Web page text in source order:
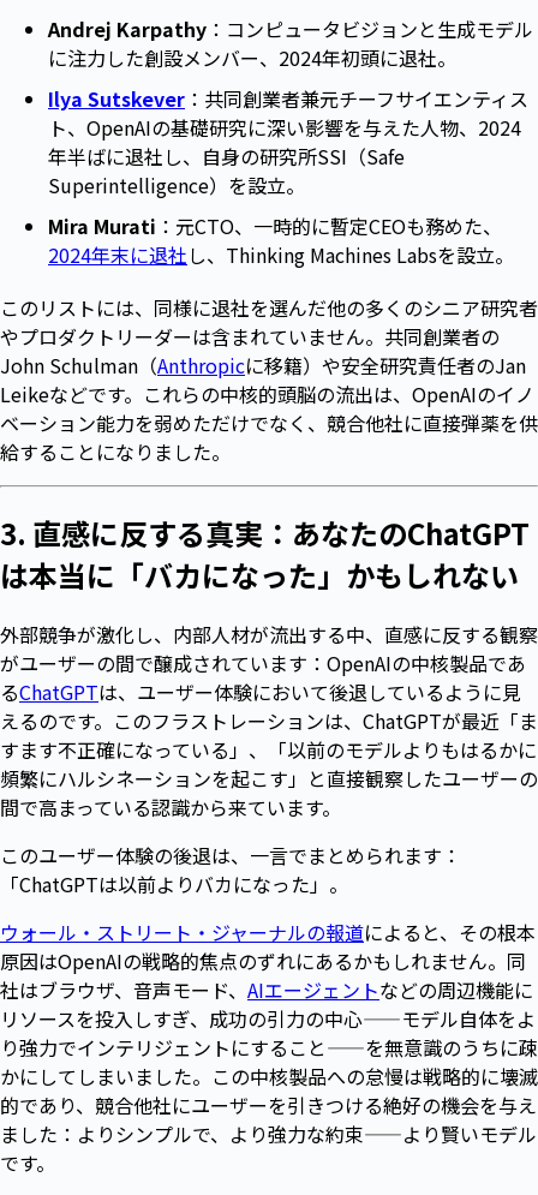
Andrej Karpathy ：コンピュータビジョンと生成モデル
に注力した創設メンバー、2024年初頭に退社。
Ilya Sutskever ：共同創業者兼元チーフサイエンティス
ト、OpenAIの基礎研究に深い影響を与えた人物、2024
年半ばに退社し、自身の研究所SSI（Safe
Superintelligence）を設立。
Mira Murati ：元CTO、一時的に暫定CEOも務めた、
2024年末に退社し、Thinking Machines Labsを設立。
このリストには、同様に退社を選んだ他の多くのシニア研究者
やプロダクトリーダーは含まれていません。共同創業者の
John Schulman（Anthropicに移籍）や安全研究責任者のJan
Leikeなどです。これらの中核的頭脳の流出は、OpenAIのイノ
ベーション能力を弱めただけでなく、競合他社に直接弾薬を供
給することになりました。
3. 直感に反する真実：あなたのChatGPT
は本当に「バカになった」かもしれない
外部競争が激化し、内部人材が流出する中、直感に反する観察
がユーザーの間で醸成されています：OpenAIの中核製品であ
るChatGPTは、ユーザー体験において後退しているように見
えるのです。このフラストレーションは、ChatGPTが最近「ま
すます不正確になっている」、「以前のモデルよりもはるかに
頻繁にハルシネーションを起こす」と直接観察したユーザーの
間で高まっている認識から来ています。
このユーザー体験の後退は、一言でまとめられます：
「ChatGPTは以前よりバカになった」。
ウォール・ストリート・ジャーナルの報道によると、その根本
原因はOpenAIの戦略的焦点のずれにあるかもしれません。同
社はブラウザ、音声モード、 AIエージェントなどの周辺機能に
リソースを投入しすぎ、成功の引力の中心——モデル自体をよ
り強力でインテリジェントにすること——を無意識のうちに疎
かにしてしまいました。この中核製品への怠慢は戦略的に壊滅
的であり、競合他社にユーザーを引きつける絶好の機会を与え
ました：よりシンプルで、より強力な約束——より賢いモデル
です。